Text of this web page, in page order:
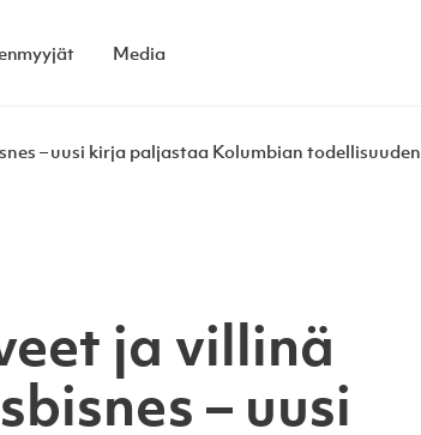
menu Media
– uusi kirja paljastaa Kolumbian todellisuuden
ja villinä
– uusi